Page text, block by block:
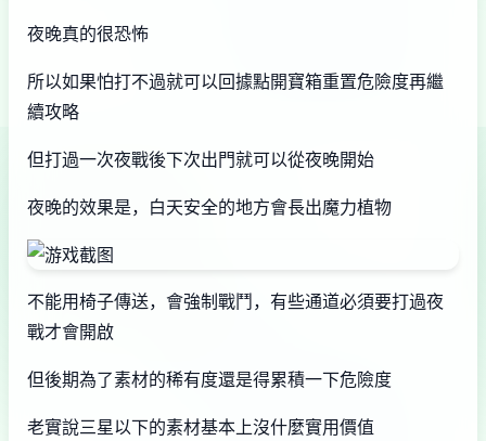
夜晚真的很恐怖
所以如果怕打不過就可以回據點開寶箱重置危險度再繼
續攻略
但打過一次夜戰後下次出門就可以從夜晚開始
夜晚的效果是，白天安全的地方會長出魔力植物
不能用椅子傳送，會強制戰鬥，有些通道必須要打過夜
戰才會開啟
但後期為了素材的稀有度還是得累積一下危險度
老實說三星以下的素材基本上沒什麼實用價值